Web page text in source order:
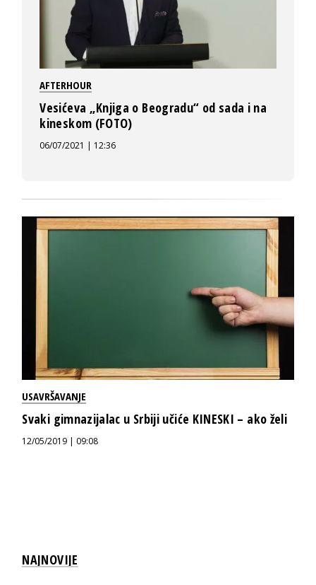
AFTERHOUR
Vesićeva „Knjiga o Beogradu“ od sada i na
kineskom (FOTO)
06/07/2021 | 12:36
USAVRŠAVANJE
Svaki gimnazijalac u Srbiji učiće KINESKI – ako želi
12/05/2019 | 09:08
NAJNOVIJE